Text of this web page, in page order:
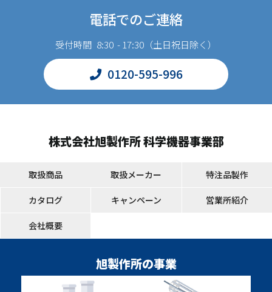
電話でのご連絡
受付時間 8:30 - 17:30（土日祝日除く）
0120-595-996
株式会社旭製作所 科学機器事業部
取扱商品 取扱メーカー 特注品製作
カタログ キャンペーン 営業所紹介
会社概要
旭製作所の事業